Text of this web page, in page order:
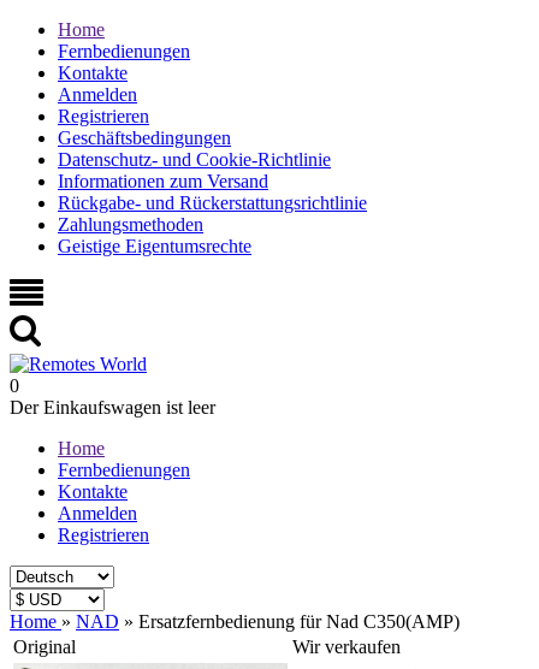
Home
Fernbedienungen
Kontakte
Anmelden
Registrieren
Geschäftsbedingungen
Datenschutz- und Cookie-Richtlinie
Informationen zum Versand
Rückgabe- und Rückerstattungsrichtlinie
Zahlungsmethoden
Geistige Eigentumsrechte
0
Der Einkaufswagen ist leer
Home
Fernbedienungen
Kontakte
Anmelden
Registrieren
Home » NAD » Ersatzfernbedienung für Nad C350(AMP)
Original
Wir verkaufen